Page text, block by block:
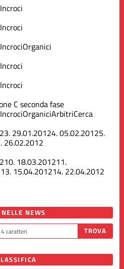
Incroci
Incroci
IncrociOrganici
Incroci
Incroci
C seconda fase
IncrociOrganiciArbitriCerca
3. 29.01.20124.05.02.20125.
26.02.2012
10. 18.03.201211.
13. 15.04.201214. 22.04.2012
NEWS